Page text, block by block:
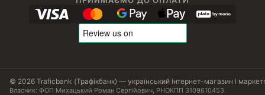
© 2026 Traficbank (Трафікбанк) — український інтернет-магазин і
Власник: ФОП Михацький Роман Сергійович, РНОКПП 3109610453.